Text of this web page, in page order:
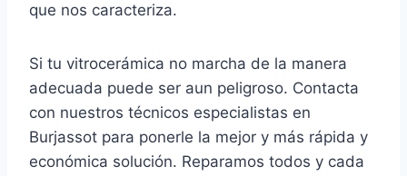
que nos caracteriza.
Si tu vitrocerámica no marcha de la manera
adecuada puede ser aun peligroso. Contacta
con nuestros técnicos especialistas en
Burjassot para ponerle la mejor y más rápida y
económica solución. Reparamos todos y cada